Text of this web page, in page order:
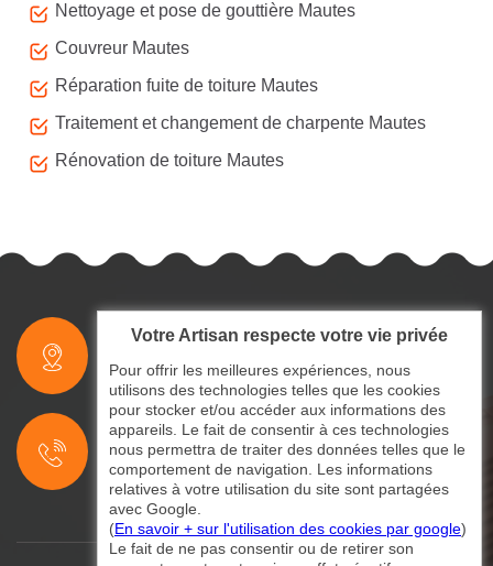
Nettoyage et pose de gouttière Mautes
Couvreur Mautes
Réparation fuite de toiture Mautes
Traitement et changement de charpente Mautes
Rénovation de toiture Mautes
indisponible
indisponible
Votre Artisan respecte votre vie privée
Pour offrir les meilleures expériences, nous
utilisons des technologies telles que les cookies
pour stocker et/ou accéder aux informations des
appareils. Le fait de consentir à ces technologies
nous permettra de traiter des données telles que le
comportement de navigation. Les informations
relatives à votre utilisation du site sont partagées
avec Google.
(En savoir + sur l'utilisation des cookies par google)
Le fait de ne pas consentir ou de retirer son